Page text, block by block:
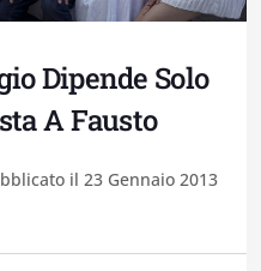
Dipende Solo
A Fausto
il 23 Gennaio 2013